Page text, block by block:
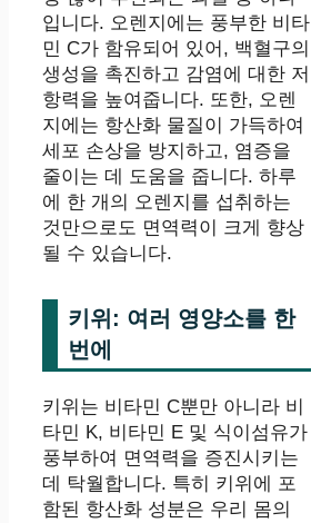
입니다. 오렌지에는 풍부한 비타
민 C가 함유되어 있어, 백혈구의
생성을 촉진하고 감염에 대한 저
항력을 높여줍니다. 또한, 오렌
지에는 항산화 물질이 가득하여
세포 손상을 방지하고, 염증을
줄이는 데 도움을 줍니다. 하루
에 한 개의 오렌지를 섭취하는
것만으로도 면역력이 크게 향상
될 수 있습니다.
키위: 여러 영양소를 한
번에
키위는 비타민 C뿐만 아니라 비
타민 K, 비타민 E 및 식이섬유가
풍부하여 면역력을 증진시키는
데 탁월합니다. 특히 키위에 포
함된 항산화 성분은 우리 몸의